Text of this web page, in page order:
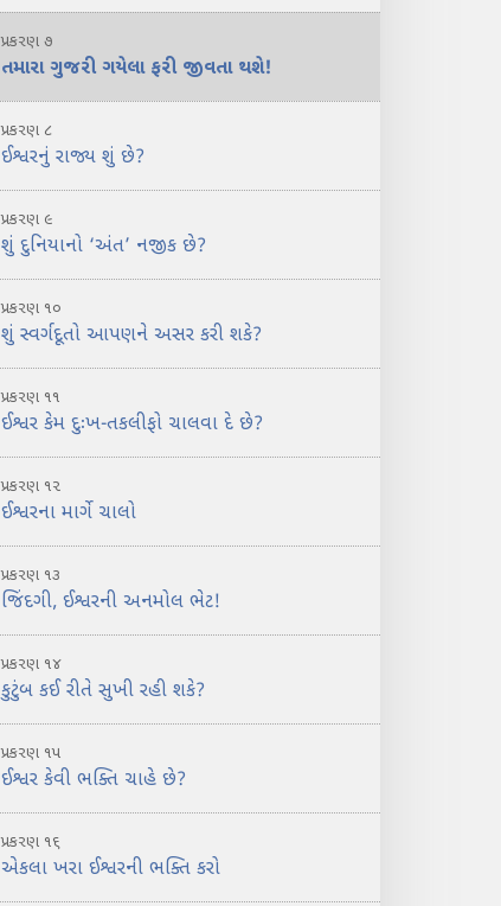
પ્રકરણ ૭
તમારા ગુજરી ગયેલા ફરી જીવતા થશે!
પ્રકરણ ૮
ઈશ્વરનું રાજ્ય શું છે?
પ્રકરણ ૯
શું દુનિયાનો ‘અંત’ નજીક છે?
પ્રકરણ ૧૦
શું સ્વર્ગદૂતો આપણને અસર કરી શકે?
પ્રકરણ ૧૧
ઈશ્વર કેમ દુઃખ-તકલીફો ચાલવા દે છે?
પ્રકરણ ૧૨
ઈશ્વરના માર્ગે ચાલો
પ્રકરણ ૧૩
જિંદગી, ઈશ્વરની અનમોલ ભેટ!
પ્રકરણ ૧૪
કુટુંબ કઈ રીતે સુખી રહી શકે?
પ્રકરણ ૧૫
ઈશ્વર કેવી ભક્તિ ચાહે છે?
પ્રકરણ ૧૬
એકલા ખરા ઈશ્વરની ભક્તિ કરો